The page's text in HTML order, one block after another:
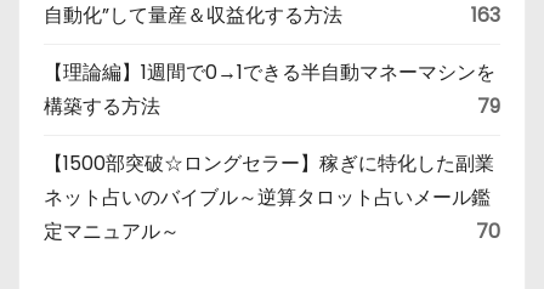
自動化”して量産＆収益化する方法
163
【理論編】1週間で0→1できる半自動マネーマシンを
構築する方法
79
【1500部突破☆ロングセラー】稼ぎに特化した副業
ネット占いのバイブル～逆算タロット占いメール鑑
定マニュアル～
70